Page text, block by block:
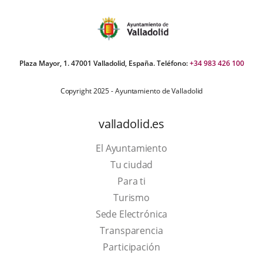
Plaza Mayor, 1. 47001 Valladolid, España. Teléfono:+34 983 426 100
Copyright 2025 - Ayuntamiento de Valladolid
valladolid.es
El Ayuntamiento
Tu ciudad
Para ti
TurismoThis
link
will
open
Sede Electrónica
Transparencia
Participación